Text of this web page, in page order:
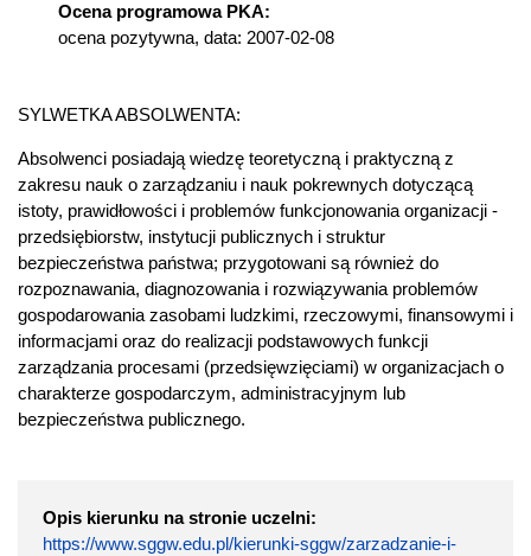
Ocena programowa PKA:
ocena pozytywna, data: 2007-02-08
SYLWETKA ABSOLWENTA:
Absolwenci posiadają wiedzę teoretyczną i praktyczną z
zakresu nauk o zarządzaniu i nauk pokrewnych dotyczącą
istoty, prawidłowości i problemów funkcjonowania organizacji -
przedsiębiorstw, instytucji publicznych i struktur
bezpieczeństwa państwa; przygotowani są również do
rozpoznawania, diagnozowania i rozwiązywania problemów
gospodarowania zasobami ludzkimi, rzeczowymi, finansowymi i
informacjami oraz do realizacji podstawowych funkcji
zarządzania procesami (przedsięwzięciami) w organizacjach o
charakterze gospodarczym, administracyjnym lub
bezpieczeństwa publicznego.
Opis kierunku na stronie uczelni:
https://www.sggw.edu.pl/kierunki-sggw/zarzadzanie-i-